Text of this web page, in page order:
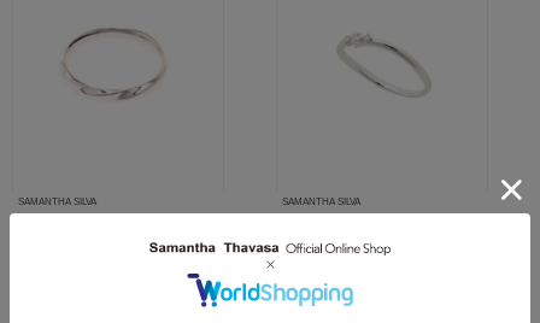
SAMANTHA SILVA
￥6,050(税込)
SAMANTHA SILVA
￥28,600(税込)